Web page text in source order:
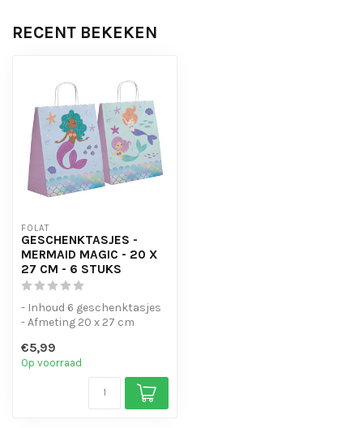
RECENT BEKEKEN
FOLAT
GESCHENKTASJES -
MERMAID MAGIC - 20 X
27 CM - 6 STUKS
- Inhoud 6 geschenktasjes
- Afmeting 20 x 27 cm
€5,99
Op voorraad